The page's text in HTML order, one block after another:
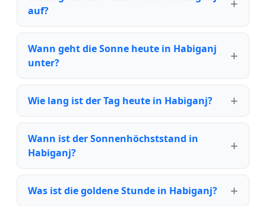
auf?
Wann geht die Sonne heute in Habiganj
unter?
Wie lang ist der Tag heute in Habiganj?
Wann ist der Sonnenhöchststand in
Habiganj?
Was ist die goldene Stunde in Habiganj?